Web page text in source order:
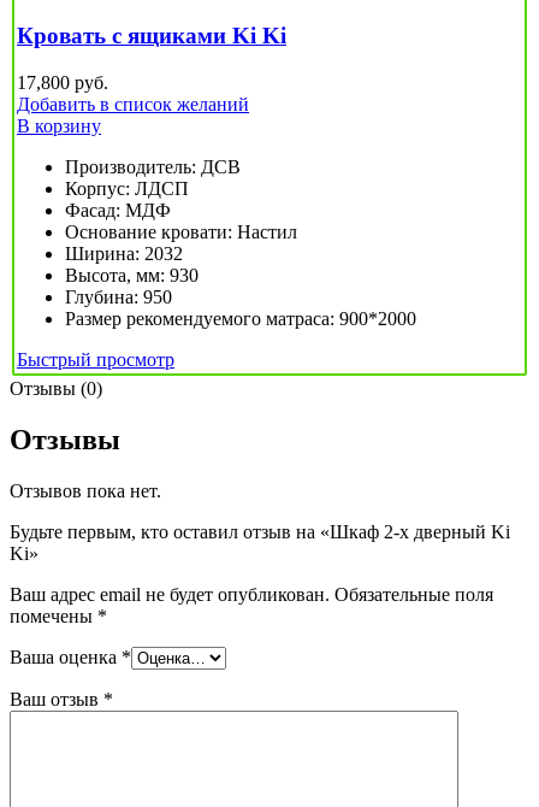
Кровать с ящиками Ki Ki
17,800 руб.
Добавить в список желаний
В корзину
Производитель: ДСВ
Корпус: ЛДСП
Фасад: МДФ
Основание кровати: Настил
Ширина: 2032
Высота, мм: 930
Глубина: 950
Размер рекомендуемого матраса: 900*2000
Быстрый просмотр
Отзывы (0)
Отзывы
Отзывов пока нет.
Будьте первым, кто оставил отзыв на «Шкаф 2-х дверный Ki
Ki»
Ваш адрес email не будет опубликован. Обязательные поля
помечены *
Ваша оценка *
Ваш отзыв *